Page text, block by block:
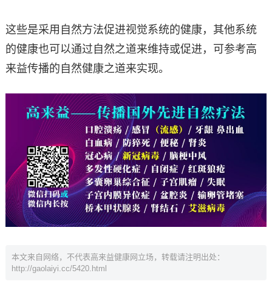
这些是采用自然方法促进视觉系统的健康，其他系统
的健康也可以通过自然之道来维持或促进，可参考高
来益传播的自然健康之道来实现。
本文来自网络，不代表高来益健康网立场，转载请注明出处：
http://gaolaiyi.cc/5420.html